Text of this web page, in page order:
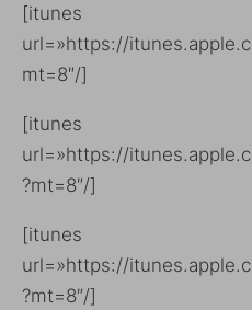
[itunes
url=»https://
mt=8″/]
[itunes
url=»https://
?mt=8″/]
[itunes
url=»https://
?mt=8″/]